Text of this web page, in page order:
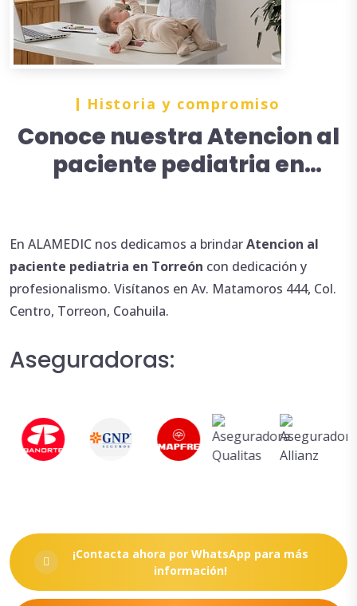
Historia y compromiso
Conoce nuestra Atencion al
paciente pediatria en
En ALAMEDIC nos dedicamos a brindarAtencion al
paciente pediatria en Torreón con dedicación y
profesionalismo. Visítanos en Av. Matamoros 444, Col.
Centro, Torreon, Coahuila.
Aseguradoras:
¡Contacta ahora por WhatsApp para más
información!